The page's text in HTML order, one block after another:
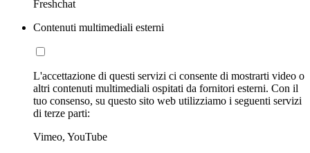
Freshchat
Contenuti multimediali esterni
L'accettazione di questi servizi ci consente di mostrarti video o
altri contenuti multimediali ospitati da fornitori esterni. Con il
tuo consenso, su questo sito web utilizziamo i seguenti servizi
di terze parti:
Vimeo, YouTube